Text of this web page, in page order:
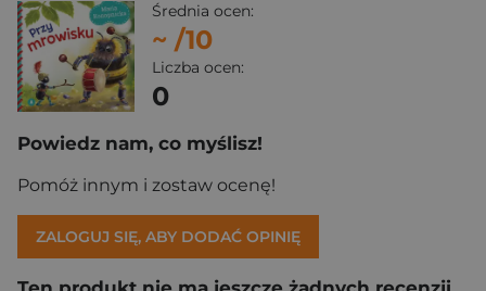
Średnia ocen:
~ /10
Liczba ocen:
0
Powiedz nam, co myślisz!
Pomóż innym i zostaw ocenę!
ZALOGUJ SIĘ, ABY DODAĆ OPINIĘ